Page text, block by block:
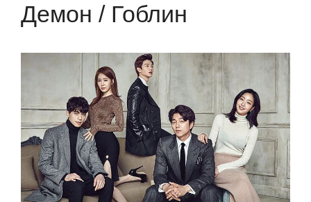
Демон / Гоблин